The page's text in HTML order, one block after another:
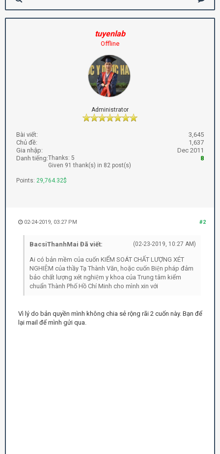
tuyenlab
Offline
Administrator
Bài viết:
3,645
Chủ đề:
1,637
Gia nhập:
Dec 2011
Danh tiếng:
8
Thanks: 5
Given 91 thank(s) in 82 post(s)
Points: 29,764.32$
#2
02-24-2019, 03:27 PM
(02-23-2019, 10:27 AM)
BacsiThanhMai Đã viết:
Ai có bản mềm của cuốn KIỂM SOÁT CHẤT LƯỢNG XÉT
NGHIỆM của thầy Tạ Thành Văn, hoặc cuốn Biện pháp đảm
bảo chất lượng xét nghiệm y khoa của Trung tâm kiểm
chuẩn Thành Phố Hồ Chí Minh cho mình xin với
Vì lý do bản quyền mình không chia sẻ rộng rãi 2 cuốn này. Bạn để
lại mail để mình gửi qua.